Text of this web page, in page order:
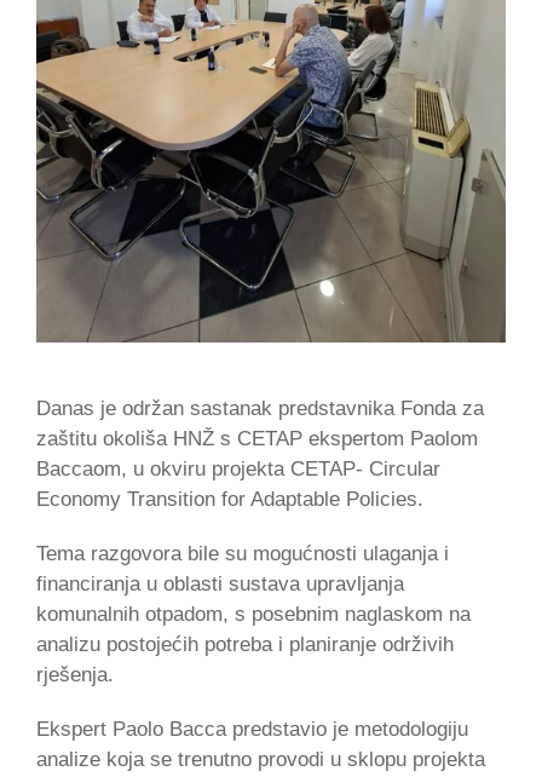
Danas je održan sastanak predstavnika Fonda za
zaštitu okoliša HNŽ s CETAP ekspertom Paolom
Baccaom, u okviru projekta CETAP- Circular
Economy Transition for Adaptable Policies.
Tema razgovora bile su mogućnosti ulaganja i
financiranja u oblasti sustava upravljanja
komunalnih otpadom, s posebnim naglaskom na
analizu postojećih potreba i planiranje održivih
rješenja.
Ekspert Paolo Bacca predstavio je metodologiju
analize koja se trenutno provodi u sklopu projekta